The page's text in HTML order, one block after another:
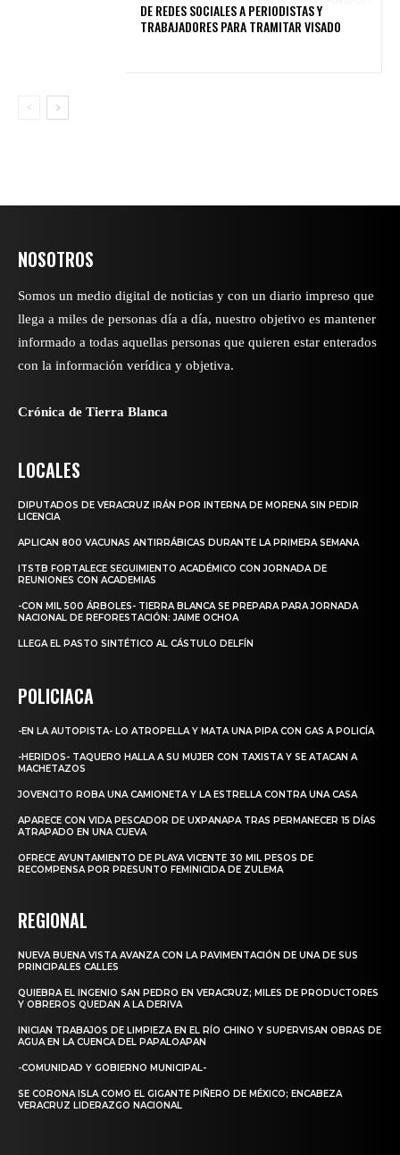
DE REDES SOCIALES A PERIODISTAS Y
TRABAJADORES PARA TRAMITAR VISADO
NOSOTROS
Somos un medio digital de noticias y con un diario impreso que
llega a miles de personas día a día, nuestro objetivo es mantener
informado a todas aquellas personas que quieren estar enterados
con la información verídica y objetiva.
Crónica de Tierra Blanca
LOCALES
DIPUTADOS DE VERACRUZ IRÁN POR INTERNA DE MORENA SIN PEDIR
LICENCIA
APLICAN 800 VACUNAS ANTIRRÁBICAS DURANTE LA PRIMERA SEMANA
ITSTB FORTALECE SEGUIMIENTO ACADÉMICO CON JORNADA DE
REUNIONES CON ACADEMIAS
-CON MIL 500 ÁRBOLES- TIERRA BLANCA SE PREPARA PARA JORNADA
NACIONAL DE REFORESTACIÓN: JAIME OCHOA
LLEGA EL PASTO SINTÉTICO AL CÁSTULO DELFÍN
POLICIACA
-EN LA AUTOPISTA- LO ATROPELLA Y MATA UNA PIPA CON GAS A POLICÍA
-HERIDOS- TAQUERO HALLA A SU MUJER CON TAXISTA Y SE ATACAN A
MACHETAZOS
JOVENCITO ROBA UNA CAMIONETA Y LA ESTRELLA CONTRA UNA CASA
APARECE CON VIDA PESCADOR DE UXPANAPA TRAS PERMANECER 15 DÍAS
ATRAPADO EN UNA CUEVA
OFRECE AYUNTAMIENTO DE PLAYA VICENTE 30 MIL PESOS DE
RECOMPENSA POR PRESUNTO FEMINICIDA DE ZULEMA
REGIONAL
NUEVA BUENA VISTA AVANZA CON LA PAVIMENTACIÓN DE UNA DE SUS
PRINCIPALES CALLES
QUIEBRA EL INGENIO SAN PEDRO EN VERACRUZ; MILES DE PRODUCTORES
Y OBREROS QUEDAN A LA DERIVA
INICIAN TRABAJOS DE LIMPIEZA EN EL RÍO CHINO Y SUPERVISAN OBRAS DE
AGUA EN LA CUENCA DEL PAPALOAPAN
-COMUNIDAD Y GOBIERNO MUNICIPAL-
SE CORONA ISLA COMO EL GIGANTE PIÑERO DE MÉXICO; ENCABEZA
VERACRUZ LIDERAZGO NACIONAL